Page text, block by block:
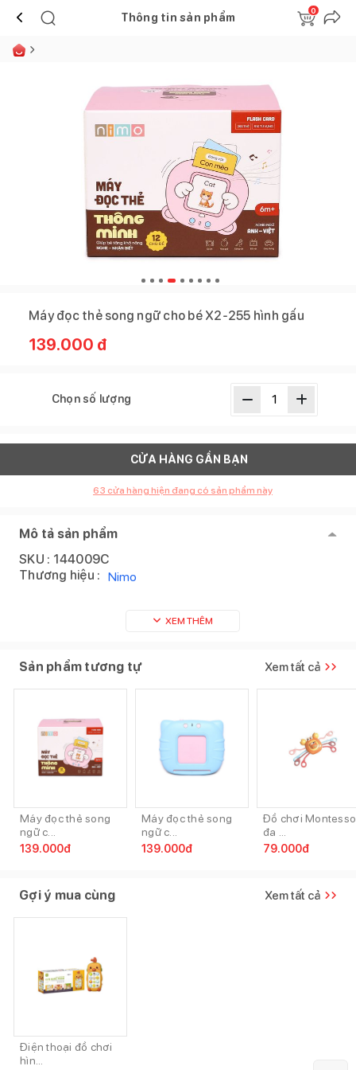
Thông tin sản phẩm
0
Máy đọc thẻ song ngữ cho bé X2-255 hình gấu
139.000 đ
Chọn số lượng
CỬA HÀNG GẦN BẠN
63 cửa hàng hiện đang có sản phẩm này
Mô tả sản phẩm
SKU : 144009C
Thương hiệu : Nimo
XEM THÊM
Sản phẩm tương tự Xem tất cả
Máy đọc thẻ song
ngữ c...
139.000đ
Máy đọc thẻ song
ngữ c...
139.000đ
Đồ chơi
đa ...
79.000đ
Gợi ý mua cùng Xem tất cả
Điện thoại đồ chơi
hìn...